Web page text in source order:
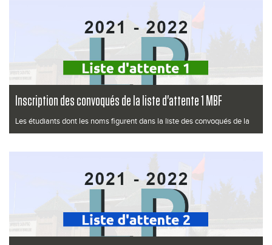
Inscription des convoqués de la liste d'attente 1 MBF
Les étudiants dont les noms figurent dans la liste des convoqués de la
liste d'a...